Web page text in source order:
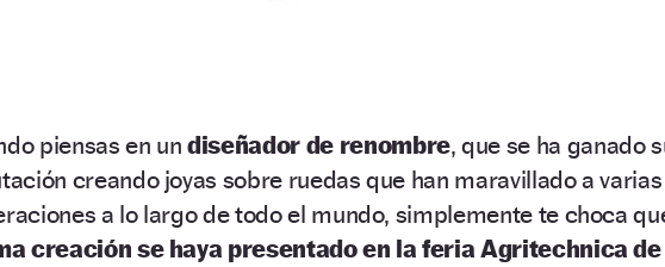
piensas en undiseñador de renombre, que se ha ganado
creando joyas sobre ruedas que han maravillado a varias
a lo largo de todo el mundo, simplemente te choca
creación se haya presentado en la feria Agritechnica de